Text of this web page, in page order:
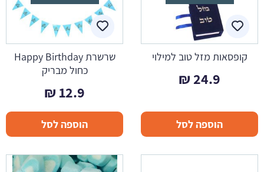
קופסאות מזל טוב למילוי
24.9
₪
הוספה לסל
שרשרת Happy Birthday
כחול מבריק
12.9
₪
הוספה לסל